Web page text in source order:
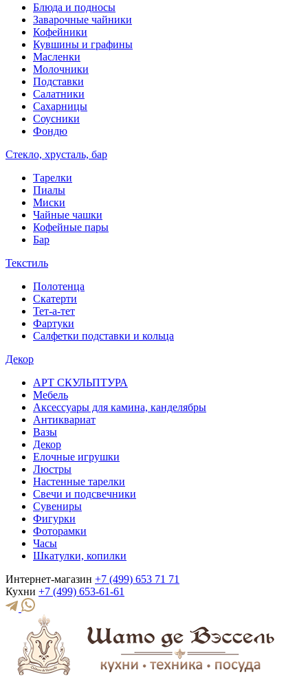
Блюда и подносы
Заварочные чайники
Кофейники
Кувшины и графины
Масленки
Молочники
Подставки
Салатники
Сахарницы
Соусники
Фондю
Стекло, хрусталь, бар
Тарелки
Пиалы
Миски
Чайные чашки
Кофейные пары
Бар
Текстиль
Полотенца
Скатерти
Тет-а-тет
Фартуки
Салфетки подставки и кольца
Декор
АРТ СКУЛЬПТУРА
Мебель
Аксессуары для камина, канделябры
Антиквариат
Вазы
Декор
Елочные игрушки
Люстры
Настенные тарелки
Свечи и подсвечники
Сувениры
Фигурки
Фоторамки
Часы
Шкатулки, копилки
Интернет-магазин +7 (499) 653 71 71
Кухни +7 (499) 653-61-61